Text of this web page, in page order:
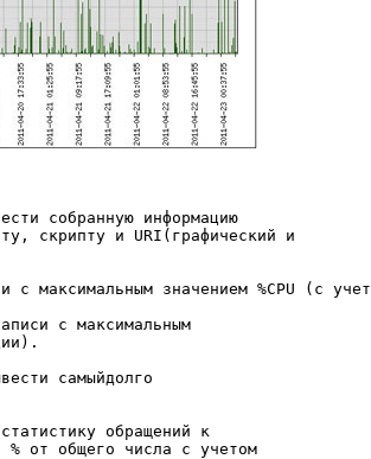
собранную информацию
скрипту и URI(графический и
с максимальным значением %CPU (с
с максимальным
самыйдолго
обращений к
от общего числа с учетом